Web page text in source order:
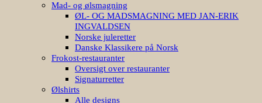
Mad- og ølsmagning
ØL- OG MADSMAGNING MED JAN-ERIK
INGVALDSEN
Norske juleretter
Danske Klassikere på Norsk
Frokost-restauranter
Oversigt over restauranter
Signaturretter
Ølshirts
Alle designs